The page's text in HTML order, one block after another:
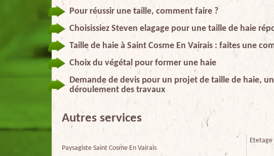
Pour réussir une taille, comment faire ?
Choisissiez Steven elagage pour une taille de haie
Taille de haie à Saint Cosme En Vairais : faites une
Choix du végétal pour former une haie
Demande de devis pour un projet de taille de haie,
déroulement des travaux
Autres services
Paysagiste Saint Cosme En Vairais
Etetage